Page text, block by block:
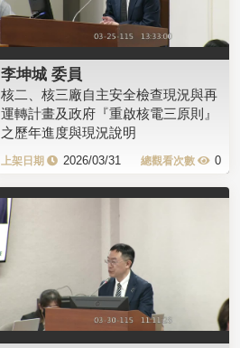
李坤城 委員
核二、核三廠自主安全檢查現況與再
運轉計畫及政府『重啟核電三原則』
之歷年進度與現況說明
2026/03/31 0